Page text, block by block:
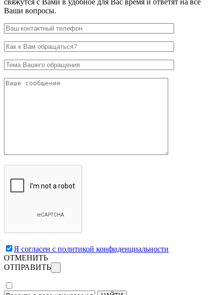
свяжутся с Вами в удобное для Вас время и ответят на все
Ваши вопросы.
Я согласен с политикой конфиденциальности
ОТМЕНИТЬ
ОТПРАВИТЬ